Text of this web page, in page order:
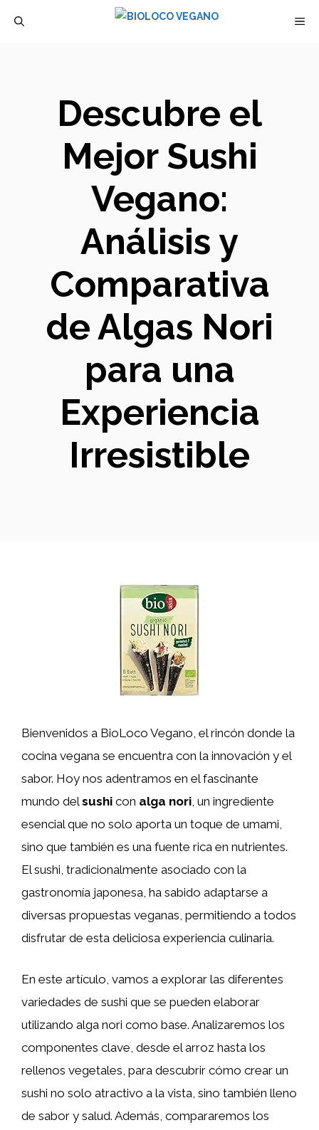
Descubre el
Mejor Sushi
Vegano:
Análisis y
Comparativa
de Algas Nori
para una
Experiencia
Irresistible
Bienvenidos a BioLoco Vegano, el rincón donde la
cocina vegana se encuentra con la innovación y el
sabor. Hoy nos adentramos en el fascinante
mundo delsushi con alga nori, un ingrediente
esencial que no solo aporta un toque de umami,
sino que también es una fuente rica en nutrientes.
El sushi, tradicionalmente asociado con la
gastronomía japonesa, ha sabido adaptarse a
diversas propuestas veganas, permitiendo a todos
disfrutar de esta deliciosa experiencia culinaria.
En este artículo, vamos a explorar las diferentes
variedades de sushi que se pueden elaborar
utilizando alga nori como base. Analizaremos los
componentes clave, desde el arroz hasta los
rellenos vegetales, para descubrir cómo crear un
sushi no solo atractivo a la vista, sino también lleno
de sabor y salud. Además, compararemos los